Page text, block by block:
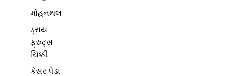
મોહનથલ
ડ્રાય
ફ્રુટ્સ
ચિક્કી
કેસર પેડા